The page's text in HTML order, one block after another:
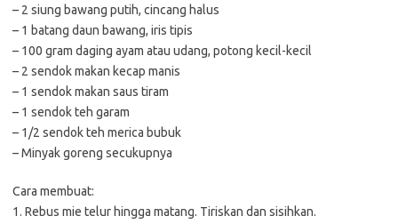
– 2 siung bawang putih, cincang halus
– 1 batang daun bawang, iris tipis
– 100 gram daging ayam atau udang, potong kecil-kecil
– 2 sendok makan kecap manis
– 1 sendok makan saus tiram
– 1 sendok teh garam
– 1/2 sendok teh merica bubuk
– Minyak goreng secukupnya
Cara membuat:
1. Rebus mie telur hingga matang. Tiriskan dan sisihkan.